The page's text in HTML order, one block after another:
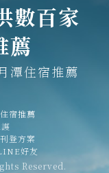
數百家
薦
潭住宿推薦
宿推薦
登方案
好友
Reserved.